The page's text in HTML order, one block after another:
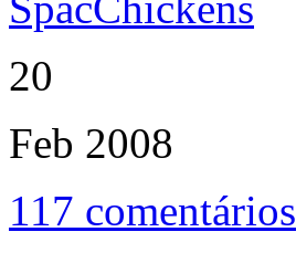
20
Feb 2008
117 comentários